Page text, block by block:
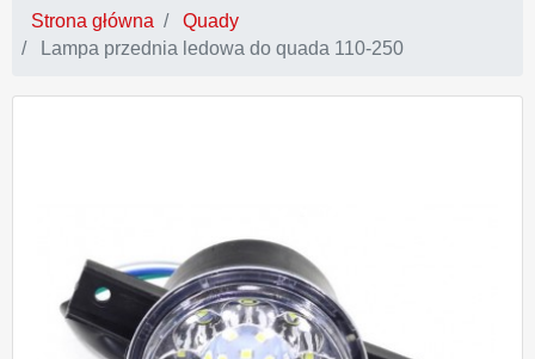
Strona główna
Quady
Lampa przednia ledowa do quada 110-250